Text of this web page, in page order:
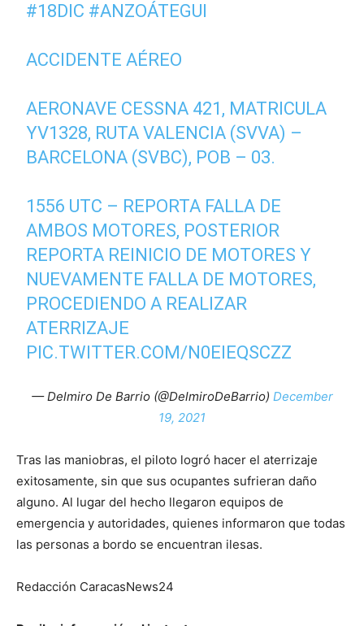
#18DIC #ANZOÁTEGUI
ACCIDENTE AÉREO
AERONAVE CESSNA 421, MATRICULA
YV1328, RUTA VALENCIA (SVVA) –
BARCELONA (SVBC), POB – 03.
1556 UTC – REPORTA FALLA DE
AMBOS MOTORES, POSTERIOR
REPORTA REINICIO DE MOTORES Y
NUEVAMENTE FALLA DE MOTORES,
PROCEDIENDO A REALIZAR
ATERRIZAJE
PIC.TWITTER.COM/N0EIEQSCZZ
— Delmiro De Barrio (@DelmiroDeBarrio) December
19, 2021
Tras las maniobras, el piloto logró hacer el aterrizaje
exitosamente, sin que sus ocupantes sufrieran daño
alguno. Al lugar del hecho llegaron equipos de
emergencia y autoridades, quienes informaron que todas
las personas a bordo se encuentran ilesas.
Redacción CaracasNews24